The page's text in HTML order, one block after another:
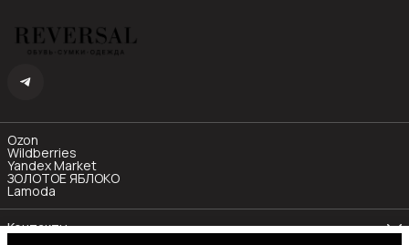
Ozon
Wildberries
Yandex Market
ЗОЛОТОЕ ЯБЛОКО
Lamoda
Контакты